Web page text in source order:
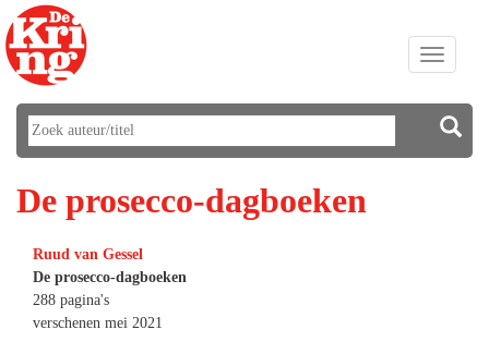
Toggle
De prosecco-dagboeken
Ruud van Gessel
De prosecco-dagboeken
288 pagina's
verschenen mei 2021